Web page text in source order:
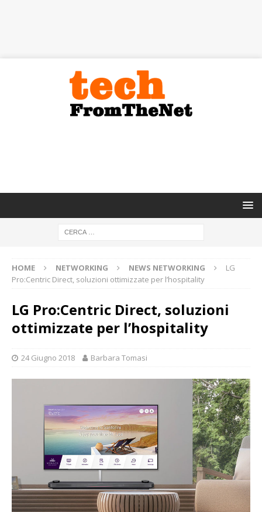
HOME NETWORKING NEWS NETWORKING
LG
Pro:Centric Direct, soluzioni ottimizzate per l’hospitality
LG Pro:Centric Direct, soluzioni
ottimizzate per l’hospitality
24 Giugno 2018 Barbara Tomasi